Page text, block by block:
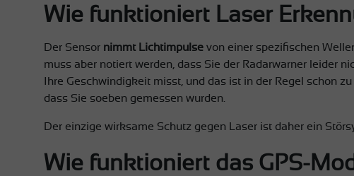
Wie funktioniert Laser
Der Sensor nimmt Lichtimpulse von einer spezifischen
muss aber notiert werden, dass Sie der Radarwarner leider
Ihre Geschwindigkeit misst, und das ist in der Regel schon
dass Sie soeben gemessen wurden.
Der einzige wirksame Schutz gegen Laser ist daher ein
Wie funktioniert das GPS-